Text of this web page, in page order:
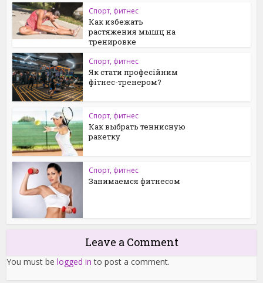
Спорт, фитнес
Как избежать
растяжения мышц на
тренировке
Спорт, фитнес
Як стати професійним
фітнес-тренером?
Спорт, фитнес
Как выбрать теннисную
ракетку
Спорт, фитнес
Занимаемся фитнесом
Leave a Comment
You must belogged in to post a comment.